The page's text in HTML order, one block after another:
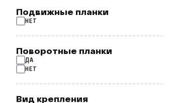
Подвижные планки
НЕТ
Поворотные планки
ДА
НЕТ
Вид крепления